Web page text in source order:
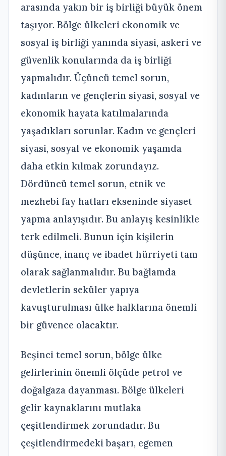
arasında yakın bir iş birliği büyük önem
taşıyor. Bölge ülkeleri ekonomik ve
sosyal iş birliği yanında siyasi, askeri ve
güvenlik konularında da iş birliği
yapmalıdır. Üçüncü temel sorun,
kadınların ve gençlerin siyasi, sosyal ve
ekonomik hayata katılmalarında
yaşadıkları sorunlar. Kadın ve gençleri
siyasi, sosyal ve ekonomik yaşamda
daha etkin kılmak zorundayız.
Dördüncü temel sorun, etnik ve
mezhebi fay hatları ekseninde siyaset
yapma anlayışıdır. Bu anlayış kesinlikle
terk edilmeli. Bunun için kişilerin
düşünce, inanç ve ibadet hürriyeti tam
olarak sağlanmalıdır. Bu bağlamda
devletlerin seküler yapıya
kavuşturulması ülke halklarına önemli
bir güvence olacaktır.
Beşinci temel sorun, bölge ülke
gelirlerinin önemli ölçüde petrol ve
doğalgaza dayanması. Bölge ülkeleri
gelir kaynaklarını mutlaka
çeşitlendirmek zorundadır. Bu
çeşitlendirmedeki başarı, egemen